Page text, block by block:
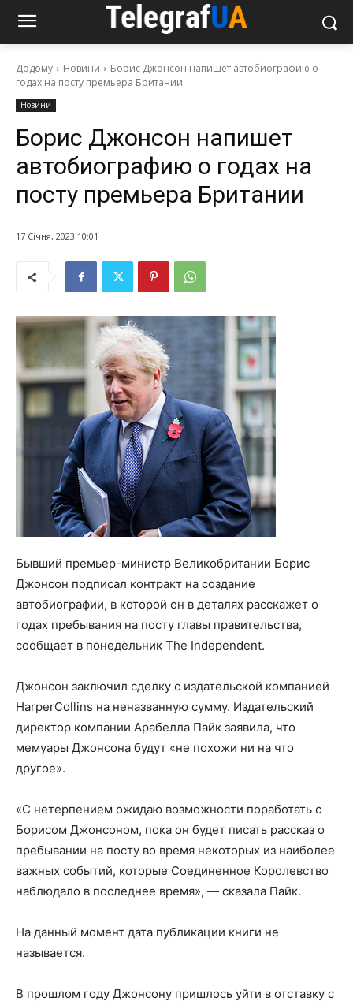
Додому Новини
Борис Джонсон напишет автобиографию о
годах на посту премьера Британии
Новини
Борис Джонсон напишет
автобиографию о годах на
посту премьера Британии
17 Січня, 2023 10:01
Бывший премьер-министр Великобритании Борис
Джонсон подписал контракт на создание
автобиографии, в которой он в деталях расскажет о
годах пребывания на посту главы правительства,
сообщает в понедельник The Independent.
Джонсон заключил сделку с издательской компанией
HarperCollins на неназванную сумму. Издательский
директор компании Арабелла Пайк заявила, что
мемуары Джонсона будут «не похожи ни на что
другое».
«С нетерпением ожидаю возможности поработать с
Борисом Джонсоном, пока он будет писать рассказ о
пребывании на посту во время некоторых из наиболее
важных событий, которые Соединенное Королевство
наблюдало в последнее время», — сказала Пайк.
На данный момент дата публикации книги не
называется.
В прошлом году Джонсону пришлось уйти в отставку с